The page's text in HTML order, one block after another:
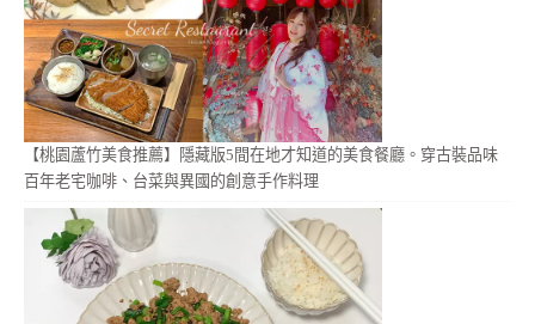
【桃園蘆竹美食推薦】隱藏版5間在地才知道的美食餐廳。穿古裝品味
百年老宅咖啡、台菜與異國的創意手作料理